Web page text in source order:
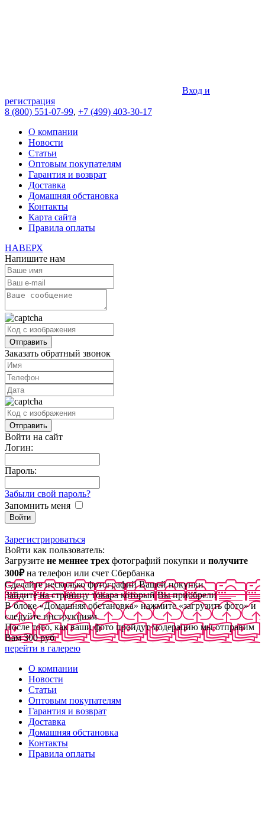
Вход и
регистрация
8 (800) 551-07-99, +7 (499) 403-30-17
О компании
Новости
Статьи
Оптовым покупателям
Гарантия и возврат
Доставка
Домашняя обстановка
Контакты
Карта сайта
Правила оплаты
НАВЕРХ
Напишите нам
Заказать обратный звонок
Войти на сайт
Логин:
Пароль:
Забыли свой пароль?
Запомнить меня
Зарегистрироваться
Войти как пользователь:
Загрузите не меннее трех фотографий покупки и получите
300₽на телефон или счет Сбербанка
Сделайте несколько фотографий Вашей покупки
Зайдите на страницу товара который Вы приобрели
В блоке «Домашняя обстановка» нажмите «загрузить фото» и
следуйте инструкциям
После того, как ваши фото пройдут модерацию мы отправим
Вам 300 руб
перейти в галерею
О компании
Новости
Статьи
Оптовым покупателям
Гарантия и возврат
Доставка
Домашняя обстановка
Контакты
Правила оплаты